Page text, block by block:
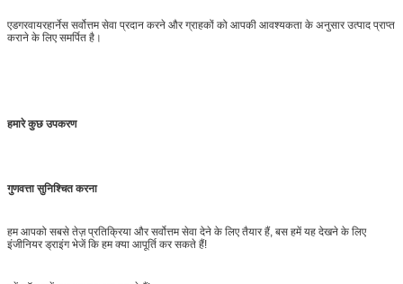
एडगरवायरहार्नेस सर्वोत्तम सेवा प्रदान करने और ग्राहकों को आपकी आवश्यकता के अनुसार उत्पाद प्राप्त
कराने के लिए समर्पित है।
हमारे कुछ उपकरण
गुणवत्ता सुनिश्चित करना
हम आपको सबसे तेज़ प्रतिक्रिया और सर्वोत्तम सेवा देने के लिए तैयार हैं, बस हमें यह देखने के लिए
इंजीनियर ड्राइंग भेजें कि हम क्या आपूर्ति कर सकते हैं!